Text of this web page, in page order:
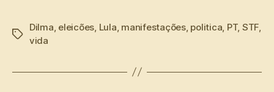
Tags
Dilma eleicões Lula manifestações, politica PT, STF
vida